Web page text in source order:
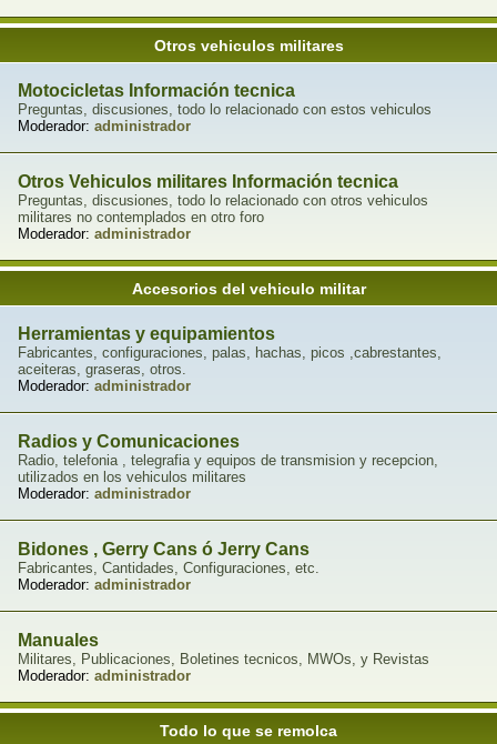
Otros vehiculos militares
Motocicletas Información tecnica
Preguntas, discusiones, todo lo relacionado con estos vehiculos
Moderador: administrador
Otros Vehiculos militares Información tecnica
Preguntas, discusiones, todo lo relacionado con otros vehiculos
militares no contemplados en otro foro
Moderador: administrador
Accesorios del vehiculo militar
Herramientas y equipamientos
Fabricantes, configuraciones, palas, hachas, picos ,cabrestantes,
aceiteras, graseras, otros.
Moderador: administrador
Radios y Comunicaciones
Radio, telefonia , telegrafia y equipos de transmision y recepcion,
utilizados en los vehiculos militares
Moderador: administrador
Bidones , Gerry Cans ó Jerry Cans
Fabricantes, Cantidades, Configuraciones, etc.
Moderador: administrador
Manuales
Militares, Publicaciones, Boletines tecnicos, MWOs, y Revistas
Moderador: administrador
Todo lo que se remolca